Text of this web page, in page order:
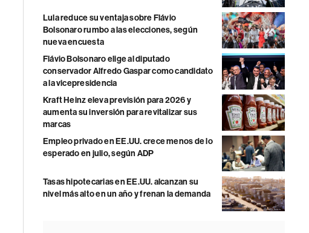
Lula reduce su ventaja sobre Flávio
Bolsonaro rumbo a las elecciones, según
nueva encuesta
Flávio Bolsonaro elige al diputado
conservador Alfredo Gaspar como candidato
a la vicepresidencia
Kraft Heinz eleva previsión para 2026 y
aumenta su inversión para revitalizar sus
marcas
Empleo privado en EE.UU. crece menos de lo
esperado en julio, según ADP
Tasas hipotecarias en EE.UU. alcanzan su
nivel más alto en un año y frenan la demanda